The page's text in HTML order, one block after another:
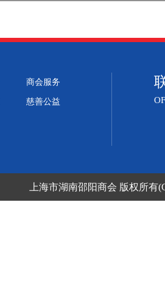
商会服务
慈善公益
上海市湖南邵阳商会 版权所有